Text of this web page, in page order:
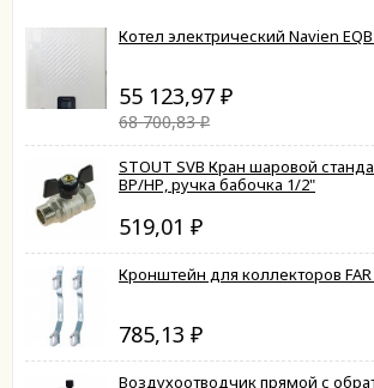
Котел электрический Navien
55 123,97 ₽
68 700,83₽
STOUT SVB Кран шаровой
ВР/НР, ручка бабочка 1/2"
519,01 ₽
Кронштейн для коллекторов
785,13 ₽
Воздухоотводчик прямой с